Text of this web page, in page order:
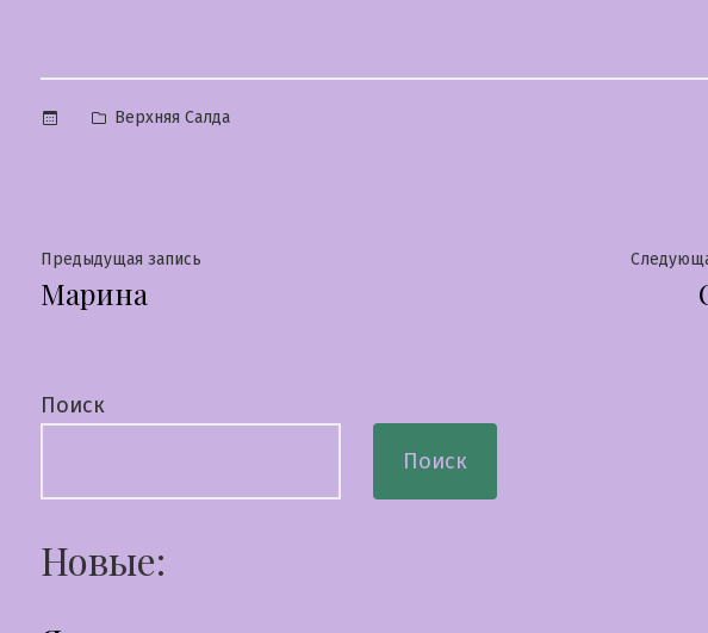
Опубликовано
Верхняя Салда
Навигация
по
Предыдущая запись
Марина
Поиск
Поиск
Новые: